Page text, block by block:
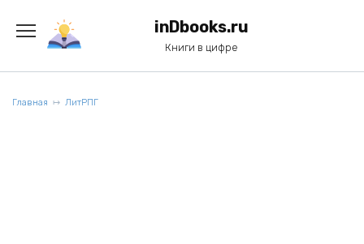
содержанию
inDbooks.ru
Книги в цифре
Главная ЛитРПГ